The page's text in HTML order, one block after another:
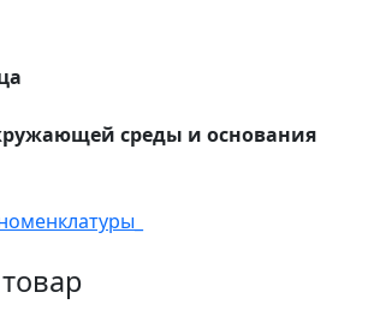
среды и основания